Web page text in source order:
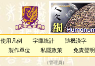
使用凡例 字庫統計 隨機漢字
製作單位 私隱政策 免責聲明
（管理員 ）